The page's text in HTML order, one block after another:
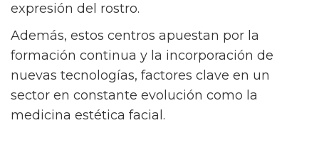
expresión del rostro.
Además, estos centros apuestan por la
formación continua y la incorporación de
nuevas tecnologías, factores clave en un
sector en constante evolución como la
medicina estética facial.